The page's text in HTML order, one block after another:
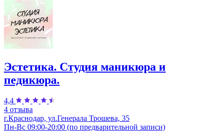
Эстетика. Студия маникюра и
педикюра.
4,4
4 отзыва
г.Краснодар, ул.Генерала Трошева, 35
Пн-Вс 09:00-20:00 (по предварительной записи)